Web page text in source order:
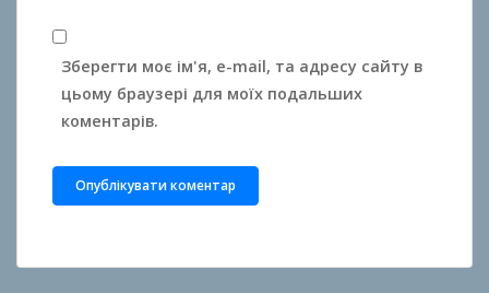
Зберегти моє ім'я, e-mail, та адресу сайту в
цьому браузері для моїх подальших
коментарів.